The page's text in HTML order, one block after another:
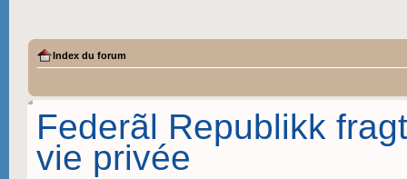
Index du forum
Federãl Republikk
vie privée